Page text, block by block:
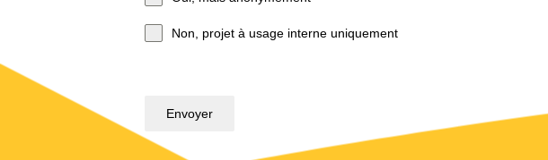
Non, projet à usage interne uniquement
Envoyer